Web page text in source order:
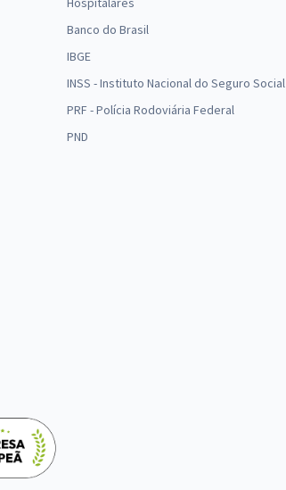
Banco do Brasil
IBGE
INSS - Instituto Nacional do Seguro Social
PRF - Polícia Rodoviária Federal
PND